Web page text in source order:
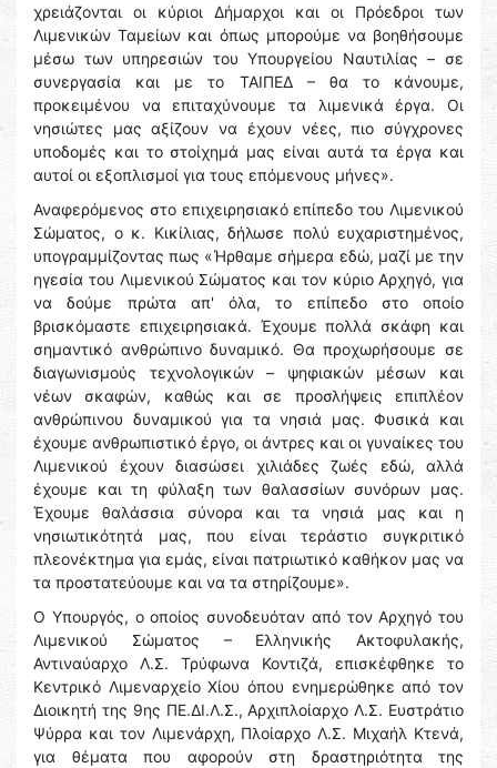
χρειάζονται οι κύριοι Δήμαρχοι και οι Πρόεδροι των
Λιμενικών Ταμείων και όπως μπορούμε να βοηθήσουμε
μέσω των υπηρεσιών του Υπουργείου Ναυτιλίας – σε
συνεργασία και με το ΤΑΙΠΕΔ – θα το κάνουμε,
προκειμένου να επιταχύνουμε τα λιμενικά έργα. Οι
νησιώτες μας αξίζουν να έχουν νέες, πιο σύγχρονες
υποδομές και το στοίχημά μας είναι αυτά τα έργα και
αυτοί οι εξοπλισμοί για τους επόμενους μήνες».
Αναφερόμενος στο επιχειρησιακό επίπεδο του Λιμενικού
Σώματος, ο κ. Κικίλιας, δήλωσε πολύ ευχαριστημένος,
υπογραμμίζοντας πως «Ήρθαμε σήμερα εδώ, μαζί με την
ηγεσία του Λιμενικού Σώματος και τον κύριο Αρχηγό, για
να δούμε πρώτα απ' όλα, το επίπεδο στο οποίο
βρισκόμαστε επιχειρησιακά. Έχουμε πολλά σκάφη και
σημαντικό ανθρώπινο δυναμικό. Θα προχωρήσουμε σε
διαγωνισμούς τεχνολογικών – ψηφιακών μέσων και
νέων σκαφών, καθώς και σε προσλήψεις επιπλέον
ανθρώπινου δυναμικού για τα νησιά μας. Φυσικά και
έχουμε ανθρωπιστικό έργο, οι άντρες και οι γυναίκες του
Λιμενικού έχουν διασώσει χιλιάδες ζωές εδώ, αλλά
έχουμε και τη φύλαξη των θαλασσίων συνόρων μας.
Έχουμε θαλάσσια σύνορα και τα νησιά μας και η
νησιωτικότητά μας, που είναι τεράστιο συγκριτικό
πλεονέκτημα για εμάς, είναι πατριωτικό καθήκον μας να
τα προστατεύουμε και να τα στηρίζουμε».
Ο Υπουργός, ο οποίος συνοδευόταν από τον Αρχηγό του
Λιμενικού Σώματος – Ελληνικής Ακτοφυλακής,
Αντιναύαρχο Λ.Σ. Τρύφωνα Κοντιζά, επισκέφθηκε το
Κεντρικό Λιμεναρχείο Χίου όπου ενημερώθηκε από τον
Διοικητή της 9ης ΠΕ.ΔΙ.Λ.Σ., Αρχιπλοίαρχο Λ.Σ. Ευστράτιο
Ψύρρα και τον Λιμενάρχη, Πλοίαρχο Λ.Σ. Μιχαήλ Κτενά,
για θέματα που αφορούν στη δραστηριότητα της